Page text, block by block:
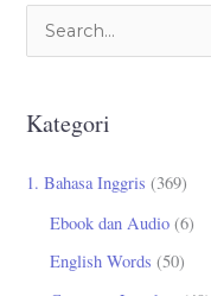
i
u
Kategori
1. Bahasa Inggris (369)
Ebook dan Audio (6)
English Words (50)